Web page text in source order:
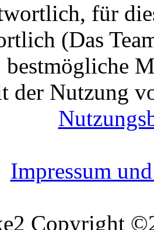
für
(Das
bestmögliche
der Nutzung
Impressum
Copyright